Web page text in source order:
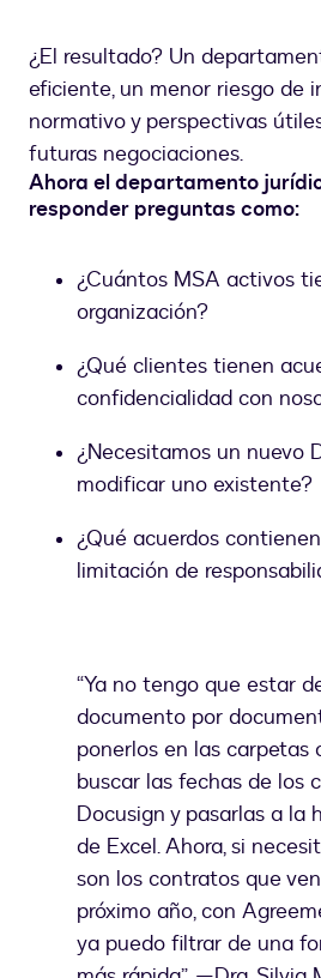
¿El resultado? Un
eficiente, un menor riesgo de
normativo y perspectivas
futuras negociaciones.
Ahora el departamento
responder preguntas como:
¿Cuántos MSA activos
organización?
¿Qué clientes tienen
confidencialidad con
¿Necesitamos un nuevo
modificar uno existente?
¿Qué acuerdos
limitación de
“Ya no tengo que estar
documento por
ponerlos en las carpetas
buscar las fechas de los
Docusign y pasarlas a la
de Excel. Ahora, si
son los contratos que
próximo año, con
ya puedo filtrar de una